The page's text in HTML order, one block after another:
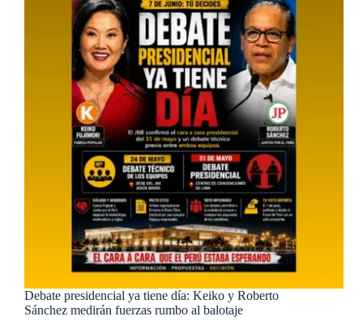
Debate presidencial ya tiene día: Keiko y Roberto
Sánchez medirán fuerzas rumbo al balotaje